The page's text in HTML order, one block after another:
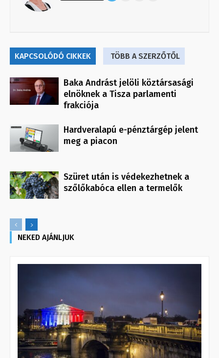
KAPCSOLÓDÓ CIKKEK TÖBB A SZERZŐTŐL
Baka Andrást jelöli köztársasági
elnöknek a Tisza parlamenti
frakciója
Hardveralapú e-pénztárgép jelent
meg a piacon
Szüret után is védekezhetnek a
szőlőkabóca ellen a termelők
NEKED AJÁNLJUK